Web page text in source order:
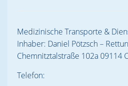
Medizinische Transporte &
Inhaber: Daniel Pötzsch –
Chemnitztalstraße 102a 09114
Telefon: